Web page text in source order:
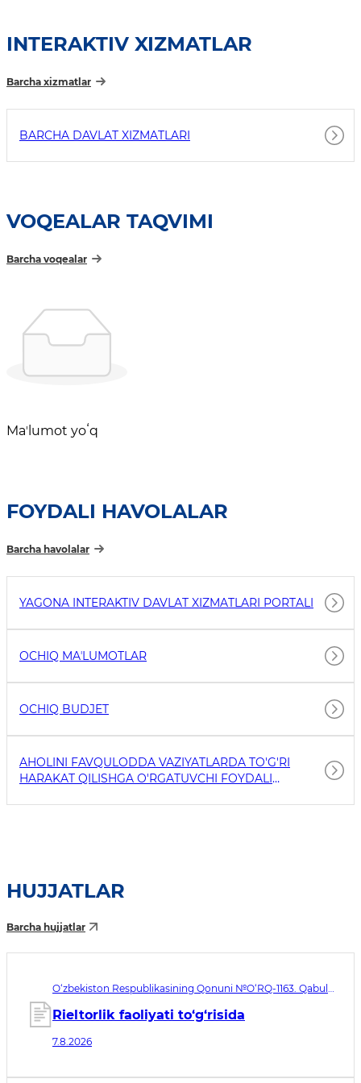
INTERAKTIV XIZMATLAR
Barcha xizmatlar
BARCHA DAVLAT XIZMATLARI
VOQEALAR TAQVIMI
Barcha voqealar
Maʼlumot yoʻq
FOYDALI HAVOLALAR
Barcha havolalar
YAGONA INTERAKTIV DAVLAT XIZMATLARI PORTALI
OCHIQ MAʼLUMOTLAR
OCHIQ BUDJET
AHOLINI FAVQULODDA VAZIYATLARDA TO'G'RI
HARAKAT QILISHGA O'RGATUVCHI FOYDALI
HUJJATLAR
Barcha hujjatlar
O‘zbekiston Respublikasining Qonuni №O‘RQ-1163. Qabul
Rieltorlik faoliyati to‘g‘risida
7.8.2026